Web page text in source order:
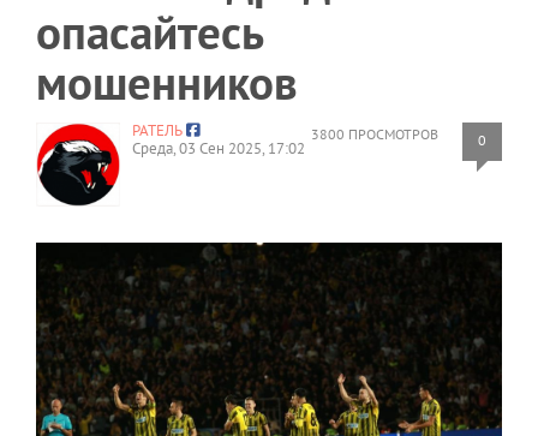
опасайтесь
мошенников
3800 ПРОСМОТРОВ 0
РАТЕЛЬ
Среда, 03 Сен 2025, 17:02